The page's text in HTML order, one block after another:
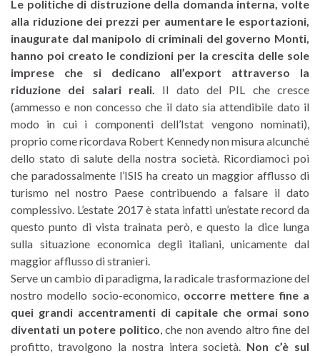
Le politiche di distruzione della domanda interna, volte
alla riduzione dei prezzi per aumentare le esportazioni,
inaugurate dal manipolo di criminali del governo Monti,
hanno poi creato le condizioni per la crescita delle sole
imprese che si dedicano all’export attraverso la
riduzione dei salari reali. Il dato del PIL che cresce
(ammesso e non concesso che il dato sia attendibile dato il
modo in cui i componenti dell’Istat vengono nominati),
proprio come ricordava Robert Kennedy non misura alcunché
dello stato di salute della nostra società. Ricordiamoci poi
che paradossalmente l’ISIS ha creato un maggior afflusso di
turismo nel nostro Paese contribuendo a falsare il dato
complessivo. L’estate 2017 è stata infatti un’estate record da
questo punto di vista trainata però, e questo la dice lunga
sulla situazione economica degli italiani, unicamente dal
maggior afflusso di stranieri.
Serve un cambio di paradigma, la radicale trasformazione del
nostro modello socio-economico, occorre mettere fine a
quei grandi accentramenti di capitale che ormai sono
diventati un potere politico, che non avendo altro fine del
profitto, travolgono la nostra intera società. Non c’è sul